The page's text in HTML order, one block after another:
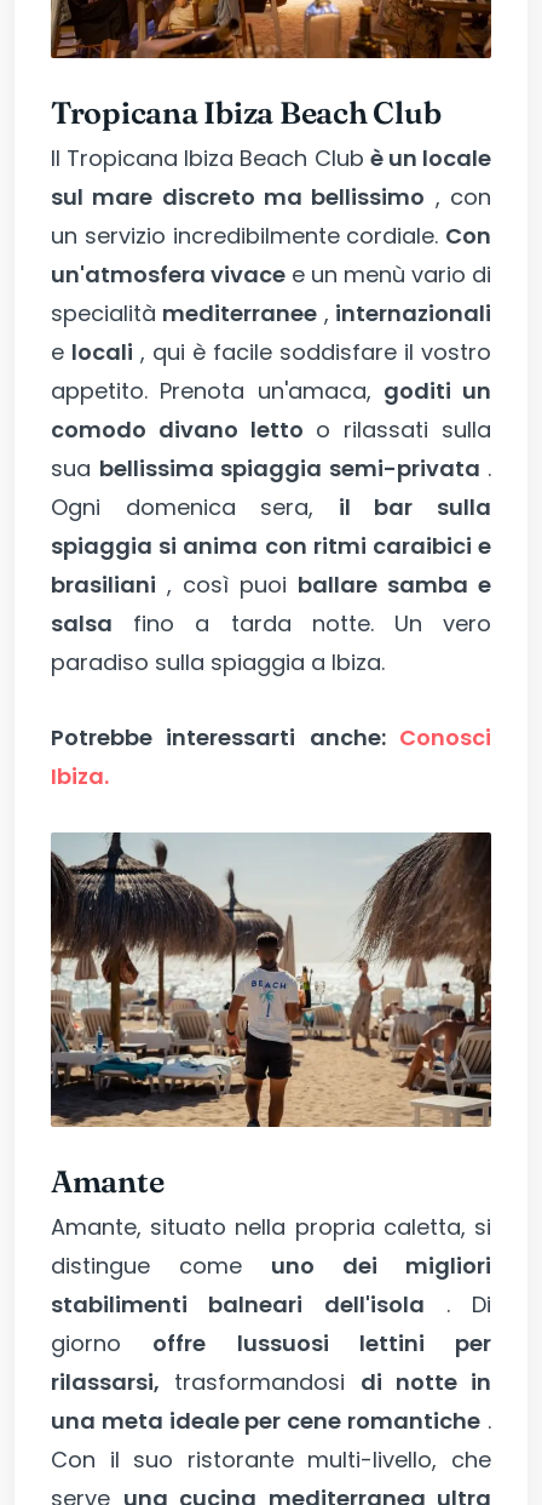
Tropicana Ibiza Beach Club
Il Tropicana Ibiza Beach Club è un locale
sul mare discreto ma bellissimo , con
un servizio incredibilmente cordiale. Con
un'atmosfera vivace e un menù vario di
specialità mediterranee , internazionali
e locali , qui è facile soddisfare il vostro
appetito. Prenota un'amaca, goditi un
comodo divano letto o rilassati sulla
sua bellissima spiaggia semi-privata .
Ogni domenica sera, il bar sulla
spiaggia si anima con ritmi caraibici e
brasiliani , così puoi ballare samba e
salsa fino a tarda notte. Un vero
paradiso sulla spiaggia a Ibiza.
Potrebbe interessarti anche: Conosci
Ibiza.
Amante
Amante, situato nella propria caletta, si
distingue come uno dei migliori
stabilimenti balneari dell'isola . Di
giorno offre lussuosi lettini per
rilassarsi, trasformandosi di notte in
una meta ideale per cene romantiche .
Con il suo ristorante multi-livello, che
serve una cucina mediterranea ultra